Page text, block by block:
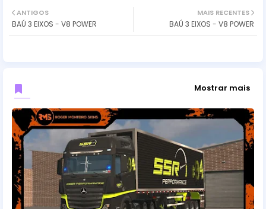
MAIS RECENTES
BAÚ 3 EIXOS - V8 POWER
ANTIGOS
BAÚ 3 EIXOS - V8 POWER
Mostrar mais